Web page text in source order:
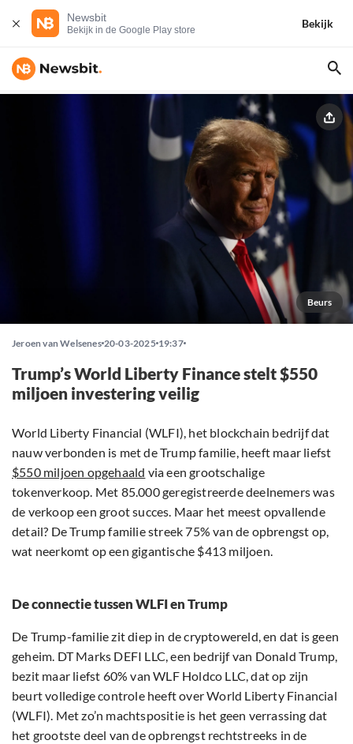
Newsbit
Bekijk in de Google Play store
Bekijk
Beurs
Jeroen van Welsenes 20-03-2025 19:37
Trump’s World Liberty Finance stelt $550
miljoen investering veilig
World Liberty Financial (WLFI), het blockchain bedrijf dat
nauw verbonden is met de Trump familie, heeft maar liefst
$550 miljoen opgehaald via een grootschalige
tokenverkoop. Met 85.000 geregistreerde deelnemers was
de verkoop een groot succes. Maar het meest opvallende
detail? De Trump familie streek 75% van de opbrengst op,
wat neerkomt op een gigantische $413 miljoen.
De connectie tussen WLFI en Trump
De Trump-familie zit diep in de cryptowereld, en dat is geen
geheim. DT Marks DEFI LLC, een bedrijf van Donald Trump,
bezit maar liefst 60% van WLF Holdco LLC, dat op zijn
beurt volledige controle heeft over World Liberty Financial
(WLFI). Met zo’n machtspositie is het geen verrassing dat
het grootste deel van de opbrengst rechtstreeks in de